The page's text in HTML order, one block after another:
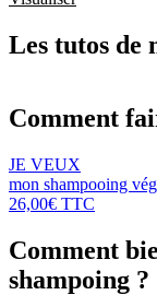
Les tutos de
Comment
JE VEUX
mon shampooing
26,00€ TTC
Comment
shampoing ?